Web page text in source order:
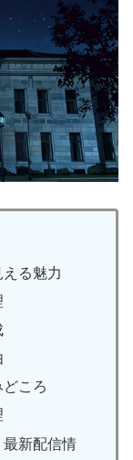
る魅力
ころ
新配信情